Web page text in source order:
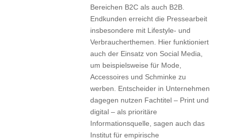
Bereichen B2C als auch B2B.
Endkunden erreicht die Pressearbeit
insbesondere mit Lifestyle- und
Verbraucherthemen. Hier funktioniert
auch der Einsatz von Social Media,
um beispielsweise für Mode,
Accessoires und Schminke zu
werben. Entscheider in Unternehmen
dagegen nutzen Fachtitel – Print und
digital – als prioritäre
Informationsquelle, sagen auch das
Institut für empirische